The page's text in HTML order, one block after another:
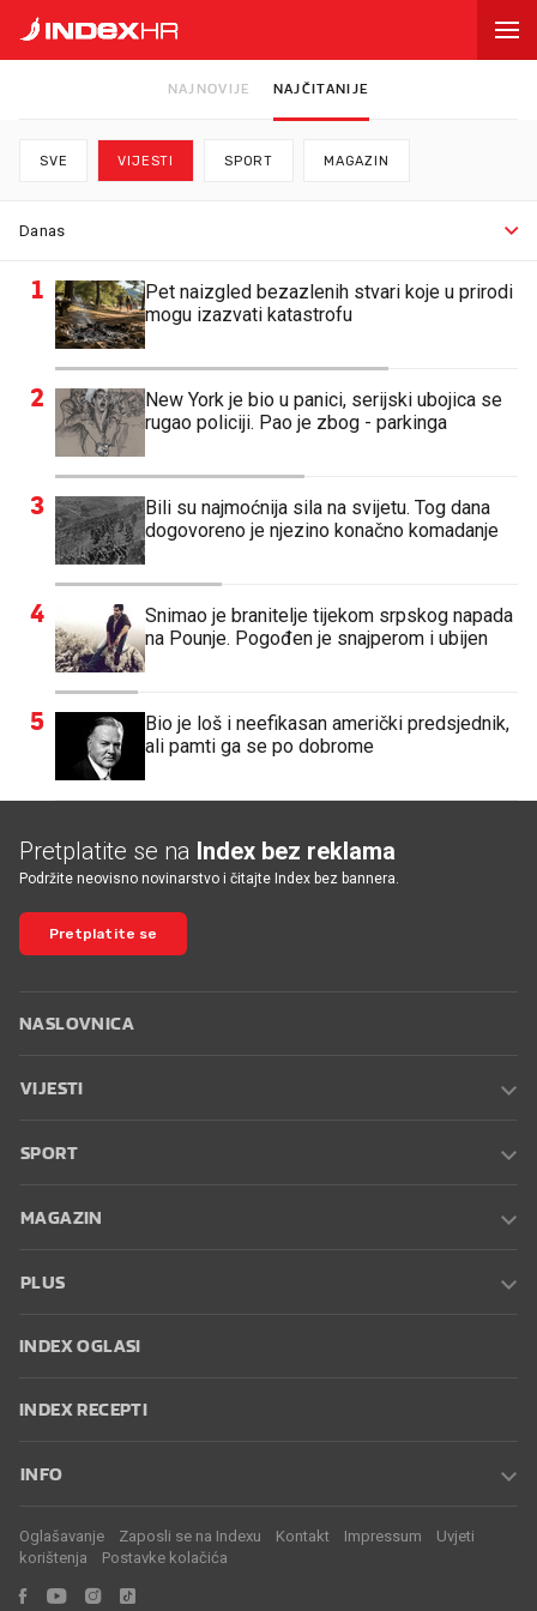
NAJNOVIJE NAJČITANIJE
SVE VIJESTI SPORT MAGAZIN
1
Pet naizgled bezazlenih stvari koje u prirodi
mogu izazvati katastrofu
2
New York je bio u panici, serijski ubojica se
rugao policiji. Pao je zbog - parkinga
3
Bili su najmoćnija sila na svijetu. Tog dana
dogovoreno je njezino konačno komadanje
4
Snimao je branitelje tijekom srpskog napada
na Pounje. Pogođen je snajperom i ubijen
5
Bio je loš i neefikasan američki predsjednik,
ali pamti ga se po dobrome
Pretplatite se na Index bez reklama
Podržite neovisno novinarstvo i čitajte Index bez bannera.
Pretplatite se
NASLOVNICA
VIJESTI
SPORT
MAGAZIN
PLUS
INDEX OGLASI
INDEX RECEPTI
INFO
Oglašavanje Zaposli se na Indexu Kontakt Impressum
Uvjeti
korištenja
Postavke kolačića